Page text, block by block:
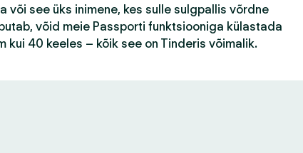
või see üks inimene, kes sulle sulgpallis võrdne
võid meie Passporti funktsiooniga külastada
kui 40 keeles – kõik see on Tinderis võimalik.